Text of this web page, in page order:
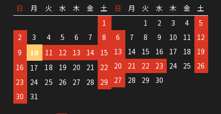
日
月 火 水 木 金
土
1
2
3 4 5 6 7
8
9
10 11 12 13 14
15
16
17 18 19 20 21
22
23
24 25 26 27 28
29
30
31
日
月 火 水 木 金
土
1
2 3 4
5
6
7 8 9 10 11
12
13
14 15 16 17 18
19
20
21 22 23 24 25
26
27
28 29 30